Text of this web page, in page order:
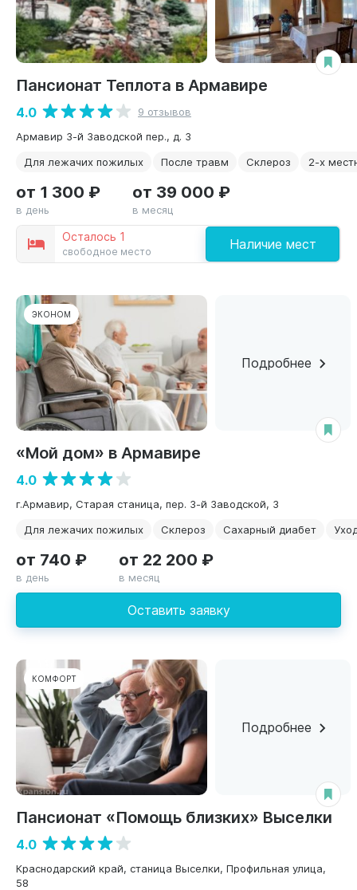
Пансионат Теплота в Армавире
4.0
9 отзывов
Армавир 3-й Заводской пер., д. 3
Для лежачих пожилых
После травм Склероз 2-х
Осталось 1
свободное место Наличие мест
от 1 300 ₽
в день
от 39 000 ₽
в месяц
ЭКОНОМ
Подробнее
«Мой дом» в Армавире
4.0
г.Армавир, Старая станица, пер. 3-й Заводской, 3
Для лежачих пожилых
Склероз Сахарный диабет
Оставить заявку
от 740 ₽
в день
от 22 200 ₽
в месяц
КОМФОРТ
Подробнее
Пансионат «Помощь близких» Выселки
4.0
Краснодарский край, станица Выселки, Профильная улица,
58